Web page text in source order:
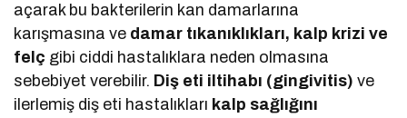
açarak bu bakterilerin kan damarlarına
karışmasına ve damar tıkanıklıkları, kalp krizi ve
felç gibi ciddi hastalıklara neden olmasına
sebebiyet verebilir. Diş eti iltihabı (gingivitis) ve
ilerlemiş diş eti hastalıkları kalp sağlığını